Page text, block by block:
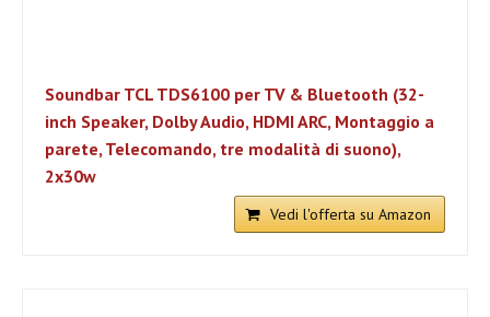
Soundbar TCL TDS6100 per TV & Bluetooth (32-
inch Speaker, Dolby Audio, HDMI ARC, Montaggio a
parete, Telecomando, tre modalità di suono),
2x30w
Vedi l'offerta su Amazon